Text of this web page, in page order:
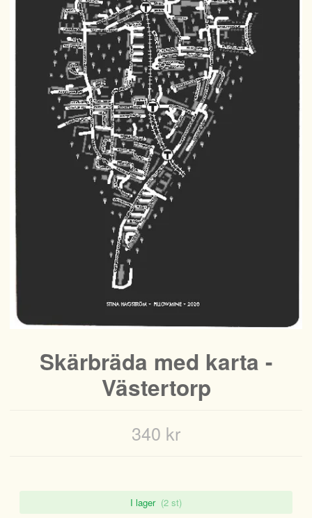
Skärbräda med karta -
Västertorp
340 kr
I lager (2 st)